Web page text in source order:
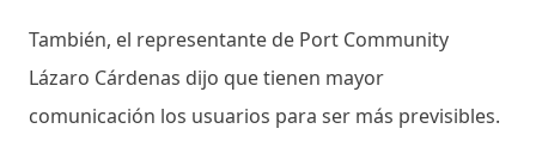
También, el representante de Port Community
Lázaro Cárdenas dijo que tienen mayor
comunicación los usuarios para ser más previsibles.